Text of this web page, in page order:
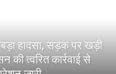
हादसा, सड़क पर खड़ी
की त्वरित कार्रवाई से